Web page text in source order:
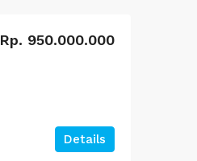
Rp. 950.000.000
Details